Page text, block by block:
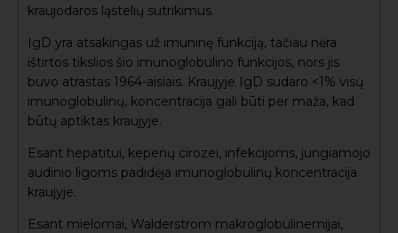
kraujodaros ląstelių sutrikimus.
IgD yra atsakingas už imuninę funkciją, tačiau nėra
ištirtos tikslios šio imunoglobulino funkcijos, nors jis
buvo atrastas 1964-aisiais. Kraujyje IgD sudaro <1% visų
imunoglobulinų, koncentracija gali būti per maža, kad
būtų aptiktas kraujyje.
Esant hepatitui, kepenų cirozei, infekcijoms, jungiamojo
audinio ligoms padidėja imunoglobulinų koncentracija
kraujyje.
Esant mielomai, Walderstrom makroglobulinemijai,